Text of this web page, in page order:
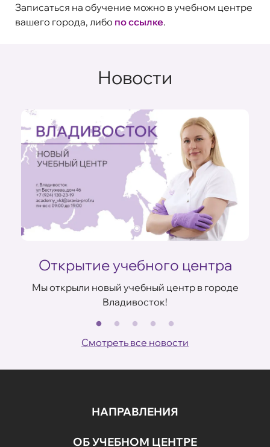
Записаться на обучение можно в учебном центре
вашего города, либо по ссылке.
Новости
Открытие учебного центра
Мы открыли новый учебный центр в городе
Владивосток!
Смотреть все новости
НАПРАВЛЕНИЯ
ОБ УЧЕБНОМ ЦЕНТРЕ